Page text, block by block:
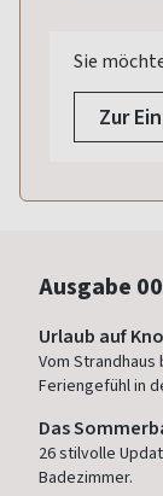
Sie
Zur
Ausgabe
Urlaub auf
Vom Strandhaus
Feriengefühl in
Das
26 stilvolle
Badezimmer.